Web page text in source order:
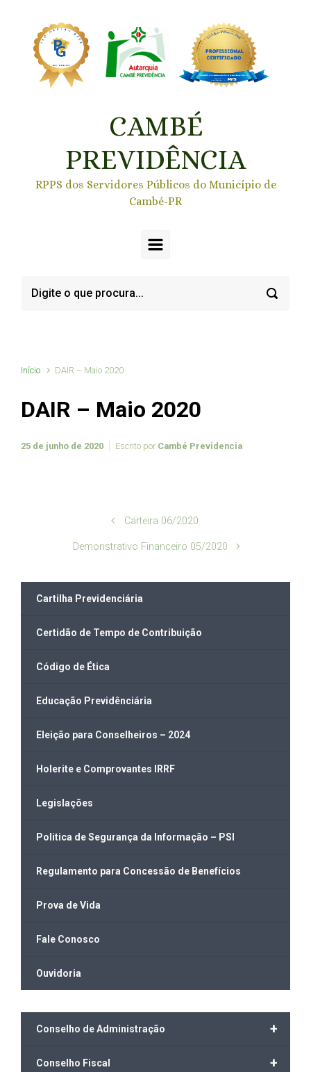
CAMBÉ
PREVIDÊNCIA
RPPS dos Servidores Públicos do Município de
Cambé-PR
Início DAIR – Maio 2020
DAIR – Maio 2020
25 de junho de 2020 Escrito por Cambé Previdencia
Carteira 06/2020
Demonstrativo Financeiro 05/2020
Cartilha Previdenciária
Certidão de Tempo de Contribuição
Código de Ética
Educação Previdênciária
Eleição para Conselheiros – 2024
Holerite e Comprovantes IRRF
Legislações
Politica de Segurança da Informação – PSI
Regulamento para Concessão de Benefícios
Prova de Vida
Fale Conosco
Ouvidoria
+
Conselho de Administração
+
Conselho Fiscal